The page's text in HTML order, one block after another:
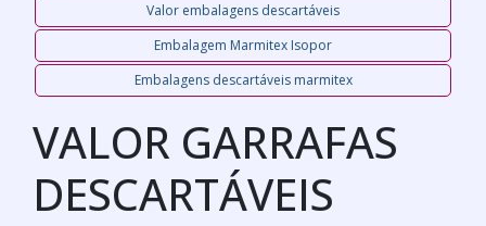
Valor embalagens descartáveis
Embalagem Marmitex Isopor
Embalagens descartáveis marmitex
VALOR GARRAFAS
DESCARTÁVEIS